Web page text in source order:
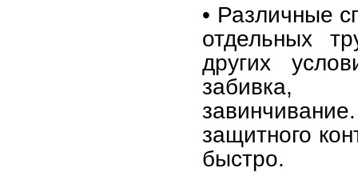
• Различные
отдельных
других
забивка,
защитного
быстро.